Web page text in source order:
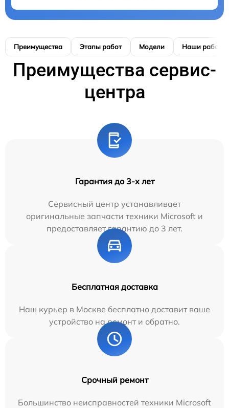
Преимущества Этапы работ Модели Наши работы
Преимущества сервис-
центра
Гарантия до 3-х лет
Сервисный центр устанавливает
оригинальные запчасти техники Microsoft и
предоставляет гарантию до 3 лет.
Бесплатная доставка
Наш курьер в Москве бесплатно доставит ваше
устройство на ремонт и обратно.
Срочный ремонт
Большинство неисправностей техники Microsoft